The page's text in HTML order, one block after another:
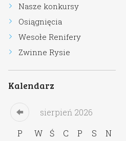
Nasze konkursy
Osiągnięcia
Wesołe Renifery
Zwinne Rysie
Kalendarz
sierpień 2026
P
W Ś C P S
N